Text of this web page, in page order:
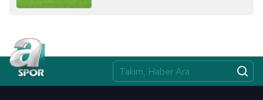
ilgili mevzuata uygun olarak kullanılan çerezlerle ilgili bilgi
almak için lütfentıklayınız.